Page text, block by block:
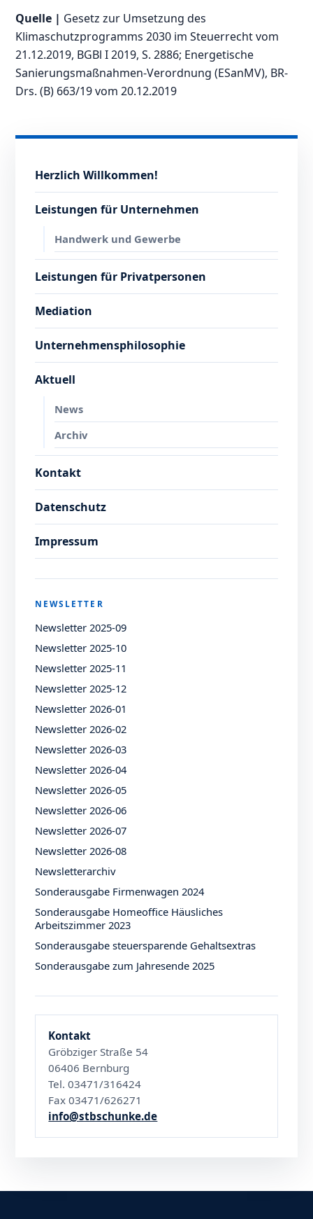
Quelle | Gesetz zur Umsetzung des
Klimaschutzprogramms 2030 im Steuerrecht vom
21.12.2019, BGBl I 2019, S. 2886; Energetische
Sanierungsmaßnahmen-Verordnung (ESanMV), BR-
Drs. (B) 663/19 vom 20.12.2019
Herzlich Willkommen!
Leistungen für Unternehmen
Handwerk und Gewerbe
Leistungen für Privatpersonen
Mediation
Unternehmensphilosophie
Aktuell
News
Archiv
Kontakt
Datenschutz
Impressum
NEWSLETTER
Newsletter 2025-09
Newsletter 2025-10
Newsletter 2025-11
Newsletter 2025-12
Newsletter 2026-01
Newsletter 2026-02
Newsletter 2026-03
Newsletter 2026-04
Newsletter 2026-05
Newsletter 2026-06
Newsletter 2026-07
Newsletter 2026-08
Newsletterarchiv
Sonderausgabe Firmenwagen 2024
Sonderausgabe Homeoffice Häusliches
Arbeitszimmer 2023
Sonderausgabe steuersparende Gehaltsextras
Sonderausgabe zum Jahresende 2025
Kontakt
Gröbziger Straße 54
06406 Bernburg
Tel. 03471/316424
Fax 03471/626271
info@stbschunke.de